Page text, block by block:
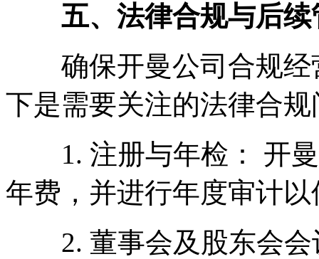
五、法律合规与后续
确保开曼公司合规经
下是需要关注的法律合规
1. 注册与年检： 开曼
年费，并进行年度审计
2. 董事会及股东会会